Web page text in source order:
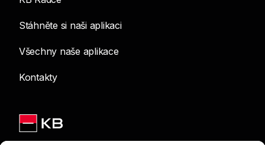
Stáhněte si naši aplikaci
Všechny naše aplikace
Kontakty